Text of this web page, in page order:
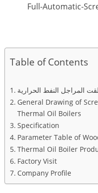
Table of Contents
المراجل النفط الحرارية
General Drawing of
Thermal Oil Boilers
Specification
Parameter Table of
Thermal Oil Boiler
Factory Visit
Company Profile